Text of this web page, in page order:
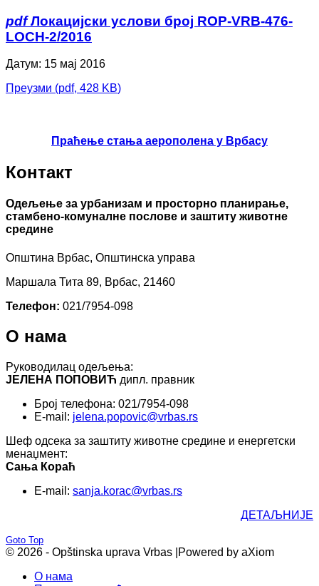
pdf Локацијски услови број ROP-VRB-476-
LOCH-2/2016
Датум: 15 мај 2016
Преузми (pdf, 428 KB)
Праћење стања аерополена у Врбасу
Контакт
Одељење за урбанизам и просторно планирање,
стамбено-комуналне послове и заштиту животне
средине
Општина Врбас, Општинска управа
Маршала Тита 89, Врбас, 21460
Телефон: 021/7954-098
О нама
Руководилац одељења:
ЈЕЛЕНА ПОПОВИЋ дипл. правник
Број телефона: 021/7954-098
E-mail: jelena.popovic@vrbas.rs
Шеф одсека за заштиту животне средине и енергетски
менаџмент:
Сања Кораћ
E-mail: sanja.korac@vrbas.rs
ДЕТАЉНИЈЕ
Goto Top
© 2026 - Opštinska uprava Vrbas | Powered by aXiom
О нама